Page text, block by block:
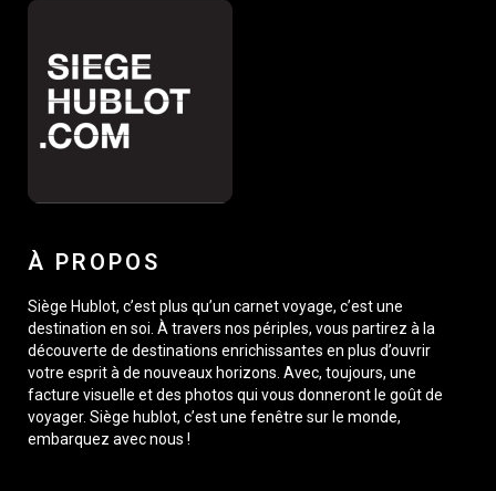
À PROPOS
Siège Hublot, c’est plus qu’un carnet voyage, c’est une
destination en soi. À travers nos périples, vous partirez à la
découverte de destinations enrichissantes en plus d’ouvrir
votre esprit à de nouveaux horizons. Avec, toujours, une
facture visuelle et des photos qui vous donneront le goût de
voyager. Siège hublot, c’est une fenêtre sur le monde,
embarquez avec nous !